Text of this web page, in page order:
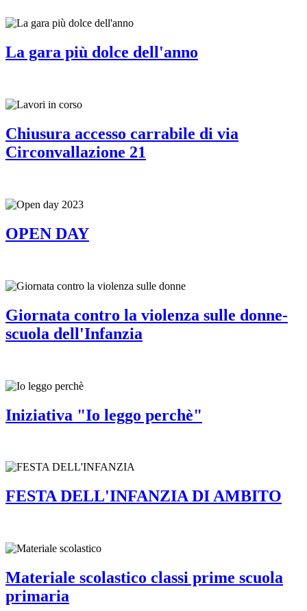
La gara più dolce dell'anno
Chiusura accesso carrabile di via
Circonvallazione 21
OPEN DAY
Giornata contro la violenza sulle donne-
scuola dell'Infanzia
Iniziativa "Io leggo perchè"
FESTA DELL'INFANZIA DI AMBITO
Materiale scolastico classi prime scuola
primaria